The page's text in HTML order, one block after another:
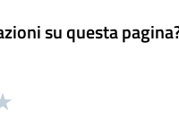
su questa